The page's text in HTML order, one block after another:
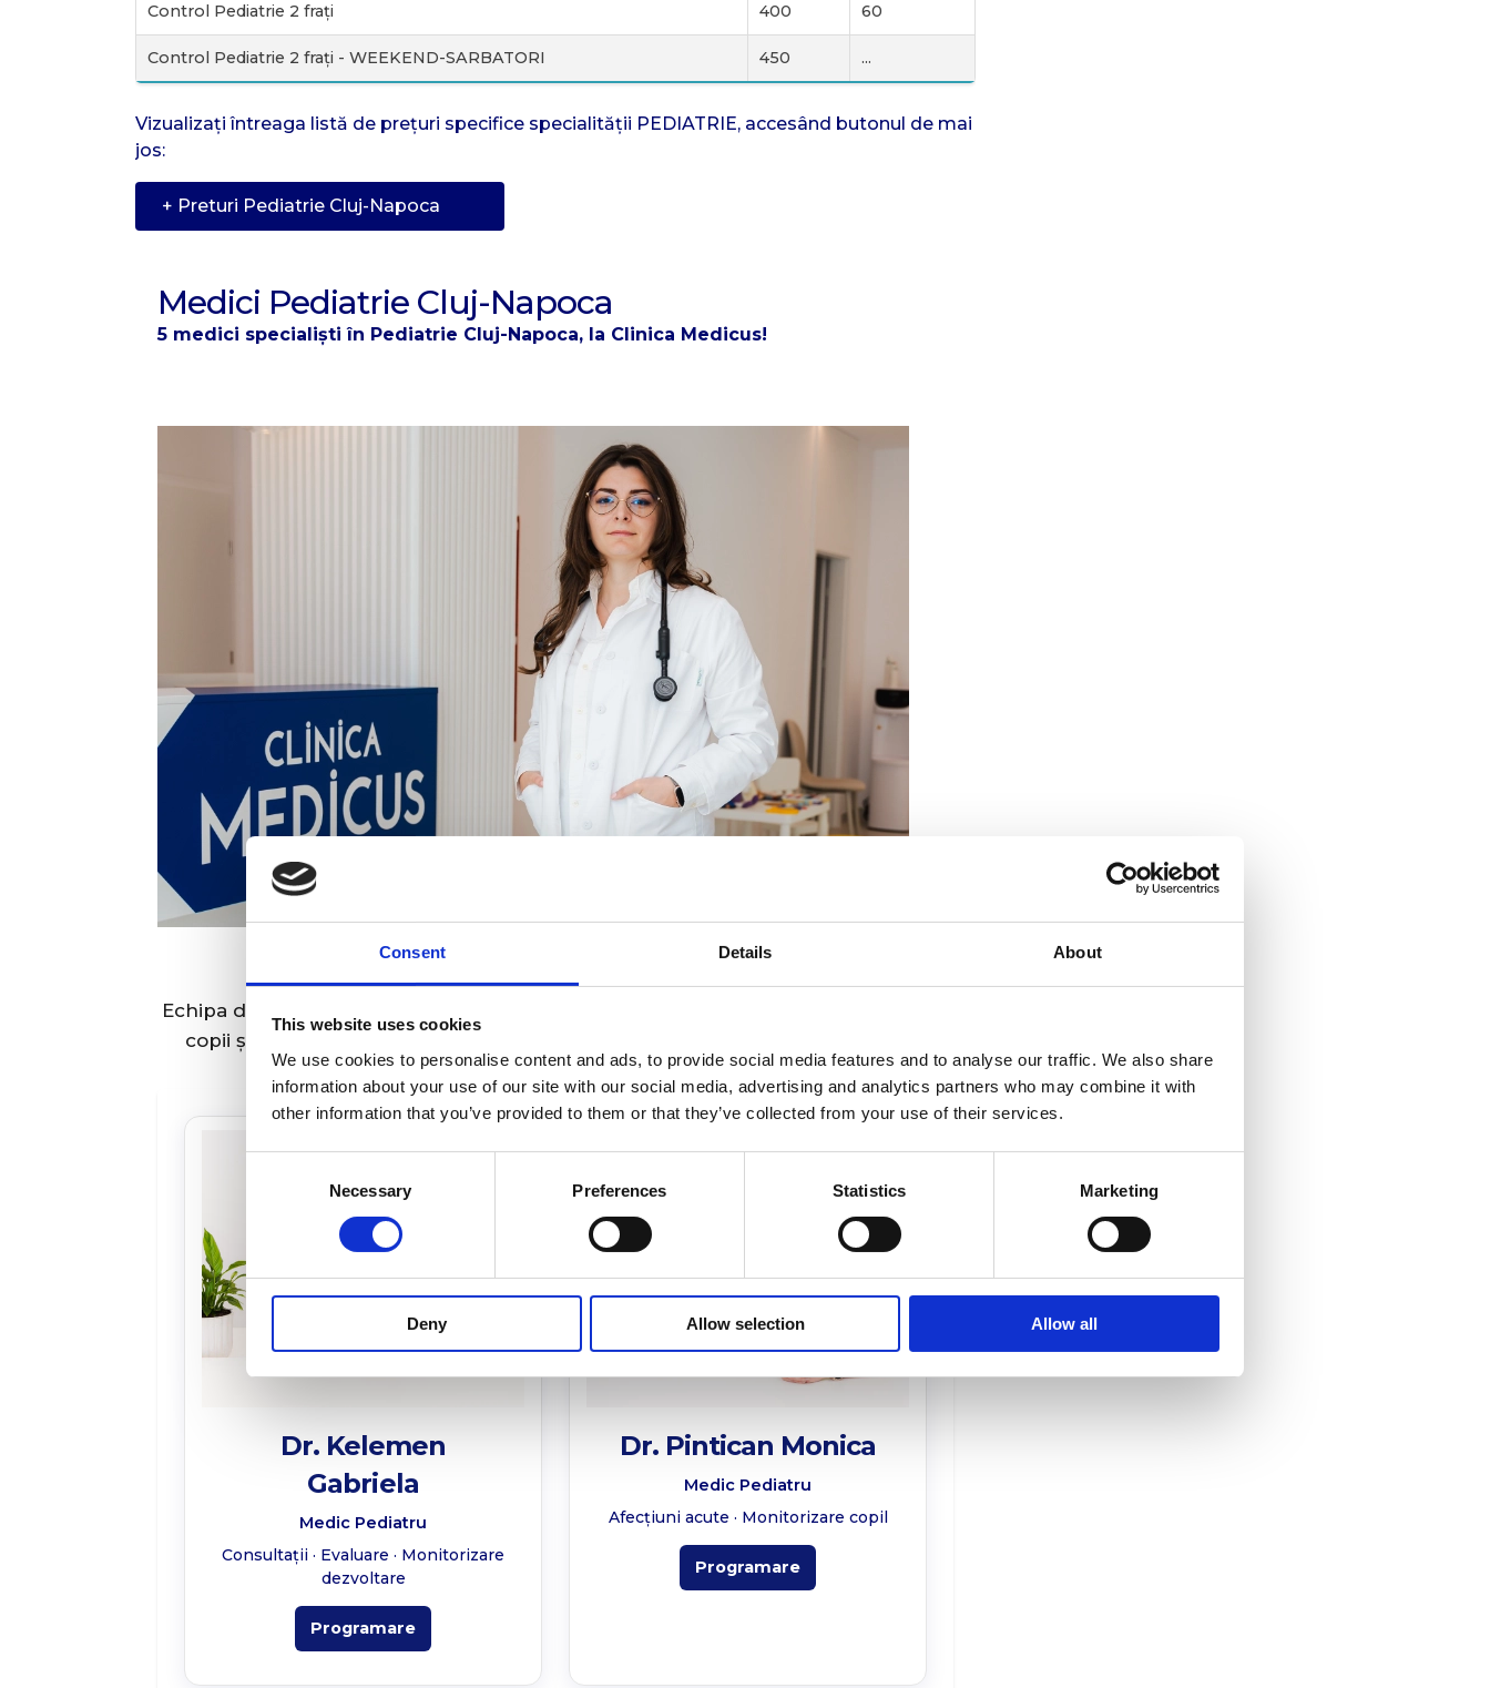
Consent Details About
This website uses cookies
We use cookies to personalise content and ads, to provide social media features and to analyse our traffic. We also share
information about your use of our site with our social media, advertising and analytics partners who may combine it with
other information that you’ve provided to them or that they’ve collected from your use of their services.
Necessary Preferences Statistics Marketing
Deny Allow selection Allow all
Control Pediatrie 2 frați 400 60
Control Pediatrie 2 frați - WEEKEND-SARBATORI 450 ...
Vizualizați întreaga listă de prețuri specifice specialității PEDIATRIE, accesând butonul de mai
jos:
+ Preturi Pediatrie Cluj-Napoca
Medici Pediatrie Cluj-Napoca
5 medici specialiști în Pediatrie Cluj-Napoca, la Clinica Medicus!
Medicii noștri pediatri
Echipa de Pediatrie a Clinicii Medicus oferă consultații pentru nou-născuți, sugari,
copii și adolescenți, cu evaluare atentă și programare rapidă la medicul ales.
Dr. Kelemen
Gabriela
Medic Pediatru
Consultații · Evaluare · Monitorizare
dezvoltare
Programare
Dr. Pintican Monica
Medic Pediatru
Afecțiuni acute · Monitorizare copil
Programare